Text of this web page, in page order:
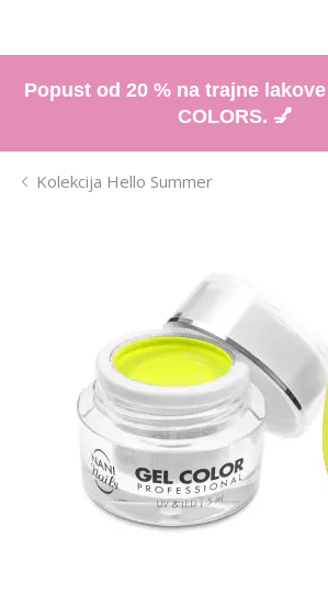
Popust od 20 % na trajne
COLORS. 💅
Kolekcija Hello Summer